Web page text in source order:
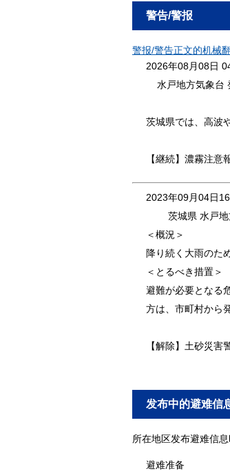
警告/警报
警报/警告正文的机械
2026年08月08日
水戸地方気象台
茨城県では、高波
【継続】濃霧注意
2023年09月04日
茨城県 水戸地
＜概況＞
降り続く大雨のた
＜とるべき措置＞
避難が必要となる
方は、市町村から
【解除】土砂災害
发布中的避难信
所在地区发布避难信
避难准备